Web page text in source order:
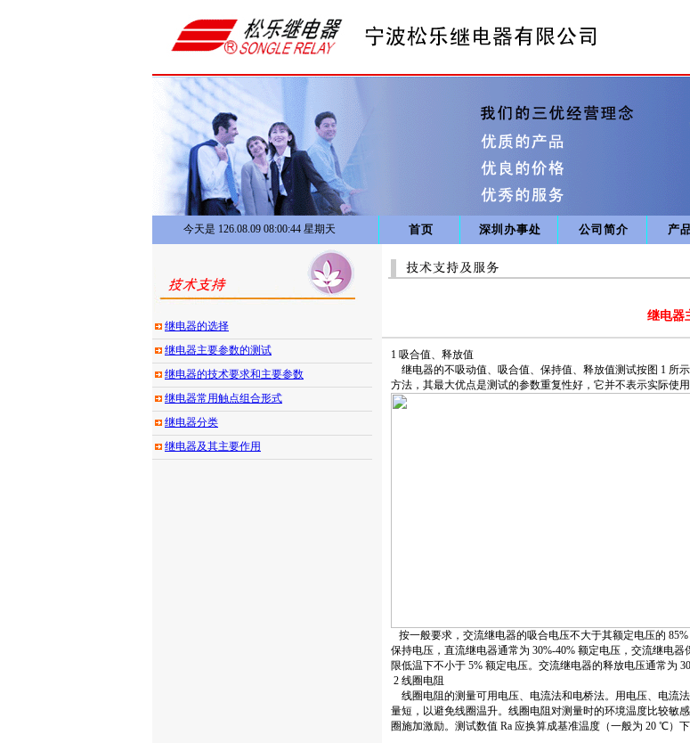
今天是 126.08.09 08:00:45 星期天 首页 深圳办事处 公司简介 产
继电器的选择
继电器主要参数的测试
继电器的技术要求和主要参数
继电器常用触点组合形式
继电器分类
继电器及其主要作用
继电器
1 吸合值、释放值
继电器的不吸动值、吸合值、保持值、释放值测试按图 1 所
方法，其最大优点是测试的参数重复性好，它并不表示实际使
按一般要求，交流继电器的吸合电压不大于其额定电压的
保持电压，直流继电器通常为 30%-40% 额定电压，交流继电
限低温下不小于 5% 额定电压。交流继电器的释放电压通常为
2 线圈电阻
线圈电阻的测量可用电压、电流法和电桥法。用电压、电流
量短，以避免线圈温升。线圈电阻对测量时的环境温度比较敏
圈施加激励。测试数值 Ra 应换算成基准温度（一般为 20 ℃）下